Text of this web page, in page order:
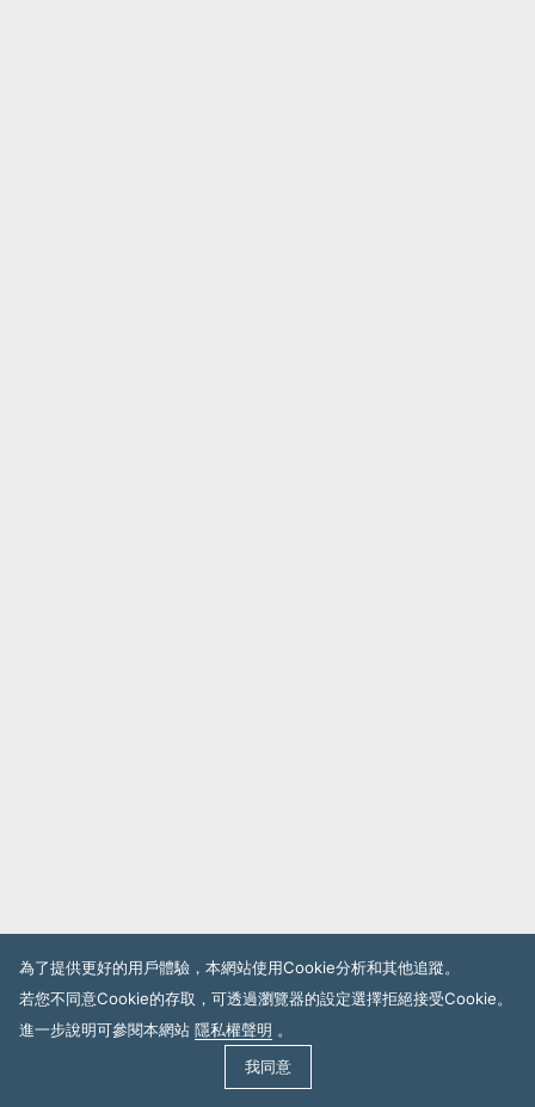
為了提供更好的用戶體驗，本網站使用Cookie分析和其他追蹤。
若您不同意Cookie的存取，可透過瀏覽器的設定選擇拒絕接受Cookie。
進一步說明可參閱本網站 隱私權聲明 。
我同意